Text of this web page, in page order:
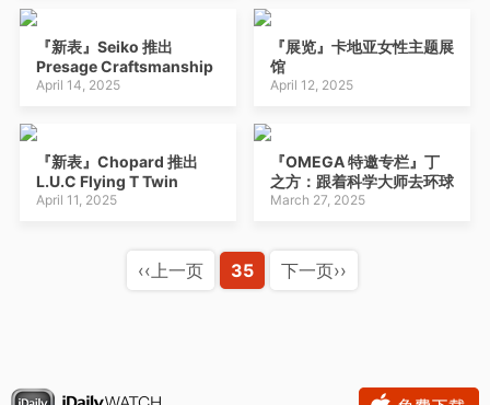
简包豪斯风格
『新表』Seiko 推出
Presage Craftsmanship
Series SPB495 腕表：白
April 14, 2025
『展览』卡地亚女性主题展
馆
April 12, 2025
『新表』Chopard 推出
L.U.C Flying T Twin
Perpetual 飞行陀飞轮万年
April 11, 2025
『OMEGA 特邀专栏』丁
之方：跟着科学大师去环球
旅行
March 27, 2025
‹‹上一页 35 下一页››